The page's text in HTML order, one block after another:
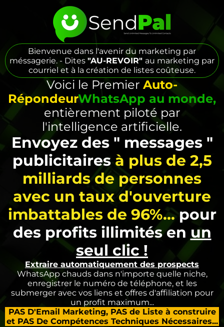
Bienvenue dans l'avenir du marketing par
méssagerie. - Dites "AU-REVOIR" au marketing par
courriel et à la création de listes coûteuse.
Voici le Premier Auto-
RépondeurWhatsApp au monde,
entièrement piloté par
l'intelligence artificielle.
Envoyez des " messages "
publicitaires à plus de 2,5
milliards de personnes
avec un taux d'ouverture
imbattables de 96%...pour
des profits illimités en un
seul clic !
Extraire automatiquement des prospects
WhatsApp chauds dans n'importe quelle niche,
enregistrer le numéro de téléphone, et les
submerger avec vos liens et offres d'affiliation pour
un profit maximum...
PAS D'Email Marketing, PAS de Liste à construire
et PAS De Compétences Techniques Nécessaires...